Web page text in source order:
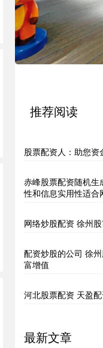
推荐阅读
股票配资人：助您
赤峰股票配资随机
性和信息实用性适合
网络炒股配资 徐州
配资炒股的公司 徐
富增值
河北股票配资 天盈
最新文章